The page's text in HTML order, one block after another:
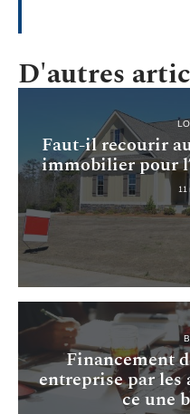
D'autres
Faut-il recourir
immobilier pour
11
Financement
entreprise par
ce une